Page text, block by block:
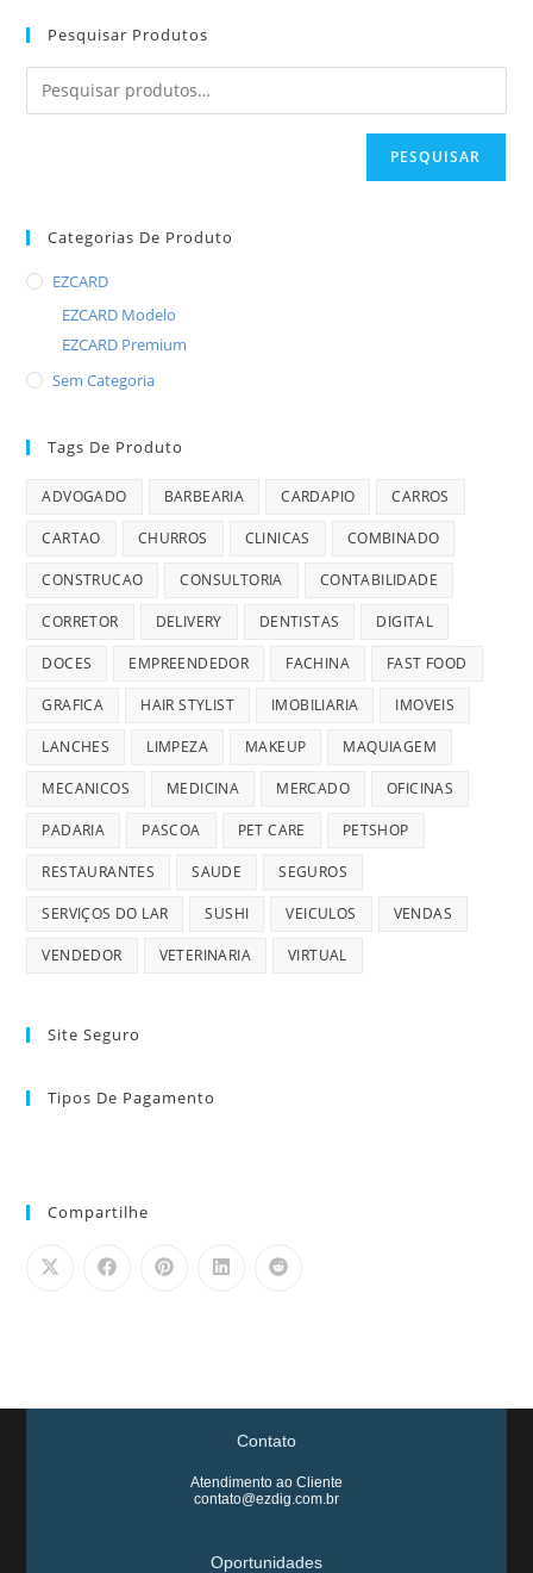
Pesquisar Produtos
PESQUISAR
Categorias De Produto
EZCARD
EZCARD Modelo
EZCARD Premium
Sem Categoria
Tags De Produto
ADVOGADO BARBEARIA CARDAPIO CARROS
CARTAO CHURROS CLINICAS COMBINADO
CONSTRUCAO CONSULTORIA CONTABILIDADE
CORRETOR DELIVERY DENTISTAS DIGITAL
DOCES EMPREENDEDOR FACHINA FAST FOOD
GRAFICA HAIR STYLIST IMOBILIARIA IMOVEIS
LANCHES LIMPEZA MAKEUP MAQUIAGEM
MECANICOS MEDICINA MERCADO OFICINAS
PADARIA PASCOA PET CARE PETSHOP
RESTAURANTES SAUDE SEGUROS
SERVIÇOS DO LAR SUSHI VEICULOS VENDAS
VENDEDOR VETERINARIA VIRTUAL
Site Seguro
Tipos De Pagamento
Compartilhe
Contato
Atendimento ao Cliente
contato@ezdig.com.br
Oportunidades